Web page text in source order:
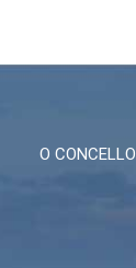
O CONCELLO